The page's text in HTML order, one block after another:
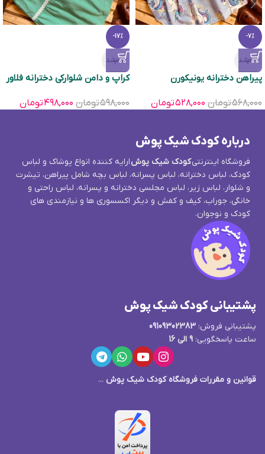
-7%
تمام‌شد
پیراهن دخترانه یونیکورن
۵۶۸,۰۰۰تومان ۵۲۸,۰۰۰تومان
-17%
تمام‌شد
کراپ و دامن شلوارکی دخترانه فلاور
۵۹۸,۰۰۰تومان ۴۹۸,۰۰۰تومان
درباره کودک شیک پوش
فروشگاه اینترنتیکودک شیک پوشارایه کننده انواع پوشاک و لباس
کودک، لباس دخترانه، لباس پسرانه، لباس بچه شامل پیراهن، تیشرت
و شلوار، لباس زیر، لباس مجلسی دخترانه و پسرانه، لباس راحتی و
خانگی، جوراب، کیف و کفش و دیگر اکسسوری ها و نیازمندی های
کودک و نوجوان.
پشتیبانی کودک شیک پوش
پشتیبانی فروش: 09109302383
ساعت پاسخگویی: 9 الی 16
قوانین و مقررات فروشگاه کودک شیک پوش ...